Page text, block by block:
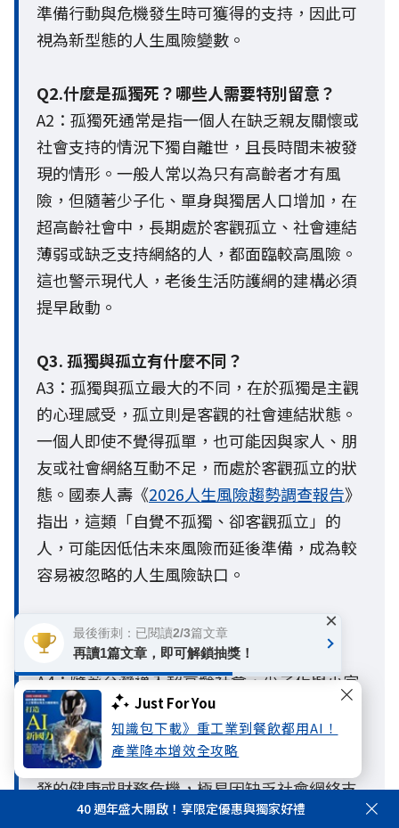
Just For You
知識包下載》重工業到餐飲都用AI！
產業降本增效全攻略
準備行動與危機發生時可獲得的支持，因此可
視為新型態的人生風險變數。
Q2.什麼是孤獨死？哪些人需要特別留意？
A2：孤獨死通常是指一個人在缺乏親友關懷或
社會支持的情況下獨自離世，且長時間未被發
現的情形。一般人常以為只有高齡者才有風
險，但隨著少子化、單身與獨居人口增加，在
超高齡社會中，長期處於客觀孤立、社會連結
薄弱或缺乏支持網絡的人，都面臨較高風險。
這也警示現代人，老後生活防護網的建構必須
提早啟動。
Q3. 孤獨與孤立有什麼不同？
A3：孤獨與孤立最大的不同，在於孤獨是主觀
的心理感受，孤立則是客觀的社會連結狀態。
一個人即使不覺得孤單，也可能因與家人、朋
友或社會網絡互動不足，而處於客觀孤立的狀
態。國泰人壽《2026人生風險趨勢調查報告》
指出，這類「自覺不孤獨、卻客觀孤立」的
人，可能因低估未來風險而延後準備，成為較
容易被忽略的人生風險缺口。
Q4. 超高齡社會為什麼會增加孤獨與孤立風
險？
A4：隨著台灣邁入超高齡社會，少子化與小家
庭化導致家庭結構徹底改變，獨居與單身比例
大增，使個人原有的社會支持網絡逐漸縮小。
當人際互動與外部支援減少，個人一旦面臨突
發的健康或財務危機，極易因缺乏社會網絡支
撐，陷入「因病致貧、因貧致鬱」的負向循
40 週年盛大開啟！享限定優惠與獨家好禮
最後衝刺：已閱讀2/3篇文章
再讀1篇文章，即可解鎖抽獎！
×